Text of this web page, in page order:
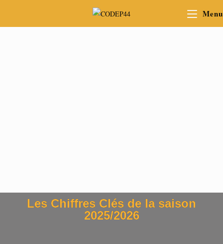
Menu
Les Chiffres Clés de la saison
2025/2026